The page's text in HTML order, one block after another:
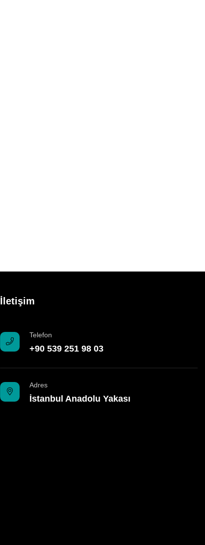
İletişim
Telefon
+90 539 251 98 03
Adres
İstanbul Anadolu Yakası